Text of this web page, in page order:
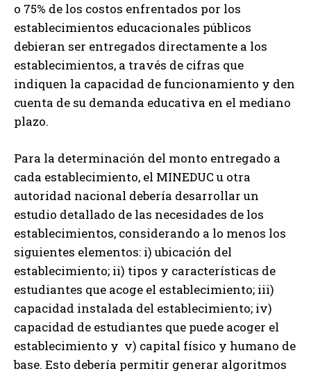
o 75% de los costos enfrentados por los
establecimientos educacionales públicos
debieran ser entregados directamente a los
establecimientos, a través de cifras que
indiquen la capacidad de funcionamiento y den
cuenta de su demanda educativa en el mediano
plazo.
Para la determinación del monto entregado a
cada establecimiento, el MINEDUC u otra
autoridad nacional debería desarrollar un
estudio detallado de las necesidades de los
establecimientos, considerando a lo menos los
siguientes elementos: i) ubicación del
establecimiento; ii) tipos y características de
estudiantes que acoge el establecimiento; iii)
capacidad instalada del establecimiento; iv)
capacidad de estudiantes que puede acoger el
establecimiento y v) capital físico y humano de
base. Esto debería permitir generar algoritmos